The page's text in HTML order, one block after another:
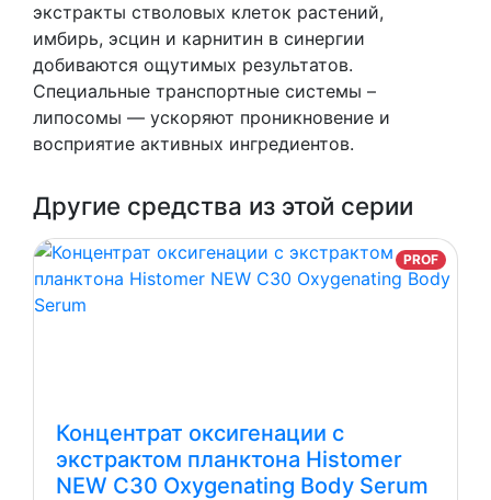
экстракты стволовых клеток растений,
имбирь, эсцин и карнитин в синергии
добиваются ощутимых результатов.
Специальные транспортные системы –
липосомы — ускоряют проникновение и
восприятие активных ингредиентов.
Другие средства из этой серии
PROF
Концентрат оксигенации с
экстрактом планктона Histomer
NEW C30 Oxygenating Body Serum